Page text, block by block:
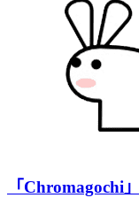
「Chromagochi